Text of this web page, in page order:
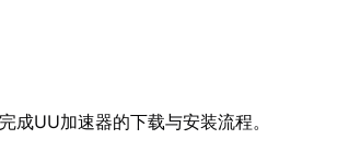
成UU加速器的下载与安装流程。